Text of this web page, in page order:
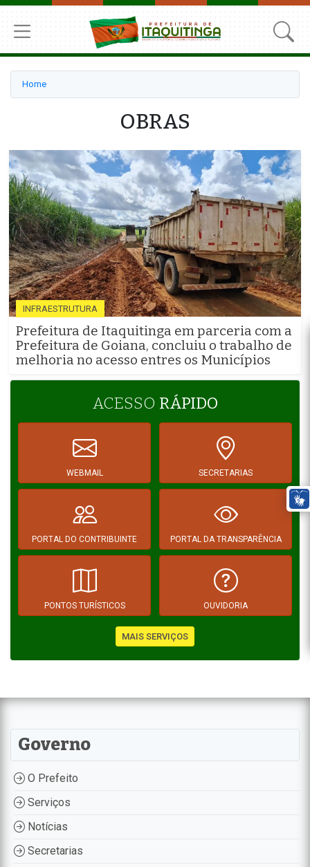
Home
OBRAS
INFRAESTRUTURA
Prefeitura de Itaquitinga em parceria com a
Prefeitura de Goiana, concluiu o trabalho de
melhoria no acesso entres os Municípios
ACESSO RÁPIDO
WEBMAIL SECRETARIAS
PORTAL DO CONTRIBUINTE PORTAL DA TRANSPARÊNCIA
PONTOS TURÍSTICOS OUVIDORIA
MAIS SERVIÇOS
Governo
O Prefeito
Serviços
Notícias
Secretarias